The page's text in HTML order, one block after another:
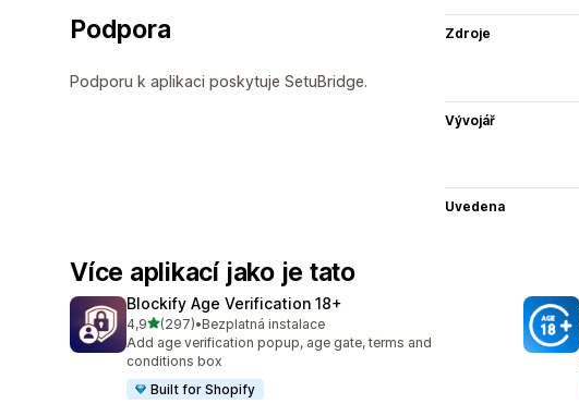
Podpora
Podporu k aplikaci poskytuje SetuBridge.
Zdroje
Vývojář
Uvedena
Více aplikací jako je tato
Blockify Age Verification 18+
4,9z 5 hvězd
(297)
Celkový počet recenzí: 297
•Bezplatná instalace
Add age verification popup, age gate, terms and
conditions box
Built for Shopify